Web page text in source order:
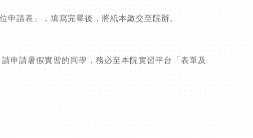
請表」，填寫完畢後，將紙本繳交至院辦。
申請暑假實習的同學，務必至本院實習平台「表單及